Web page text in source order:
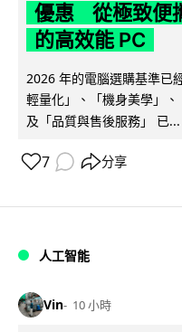
優惠 從極致便
的高效能 PC
2026 年的電腦選購基準已
輕量化」、「機身美學」
及「品質與售後服務」 已...
7 分享
人工智能
Vin 10 小時